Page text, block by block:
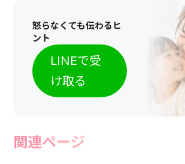
怒らなくても伝わるヒ
ント
LINEで受
け取る
関連ページ